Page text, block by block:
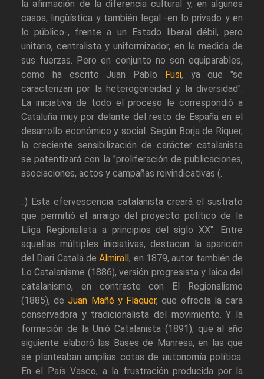
la afirmación de la diferencia cultural y, en algunos
casos, lingüística y también legal -en lo privado y en
lo público-, frente a un Estado liberal débil, pero
unitario, centralista y uniformizador, en la medida de
sus fuerzas. Pero en conjunto no son equiparables,
como ha escrito Juan Pablo
Fusi, ya que "se
caracterizan por la heterogeneidad y la diversidad".
La iniciativa de todo el proceso le correspondió a
Cataluña muy por delante del resto de España en el
desarrollo económico y social. Según Borja de Riquer,
la creciente sensibilización de carácter catalanista
se patentizará con la "proliferación de publicaciones,
asociaciones, actos y campañas reivindicativas (.
..) Esta efervescencia catalanista creará el sustrato
que permitió el arraigo del proyecto político de la
Lliga Regionalista a principios del siglo XX". Entre
aquellas múltiples iniciativas, destacan la aparición
del Diari Catalá deAlmirall, en 1879, autor también de
Lo Catalanisme (1886), versión progresista y laica del
catalanismo, en contraste con El Regionalismo
(1885), deJuan Mañé y Flaquer, que ofrecía la cara
conservadora y tradicionalista del movimiento. Y la
formación de la Unió Catalanista (1891), que al año
siguiente elaboró las Bases de Manresa, en las que
se planteaban amplias cotas de autonomía política.
En el País Vasco, a la frustración producida por la